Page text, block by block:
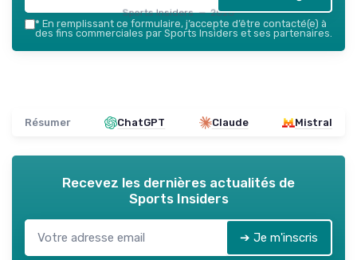
Sports Insiders — 2026
* En remplissant ce formulaire, j’accepte d’être contacté(e) à
des fins commerciales par Sports Insiders et ses partenaires.
Résumer ChatGPT Claude Mistral
Recevez les dernières actualités de
Sports Insiders
➔ Je m'inscris